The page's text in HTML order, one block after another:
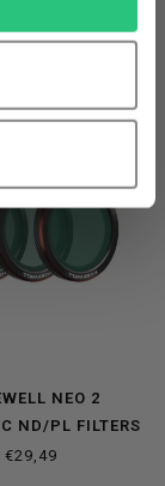
NEO 2
ND/PL FILTERS
DAY- 3 PACK
€29,49